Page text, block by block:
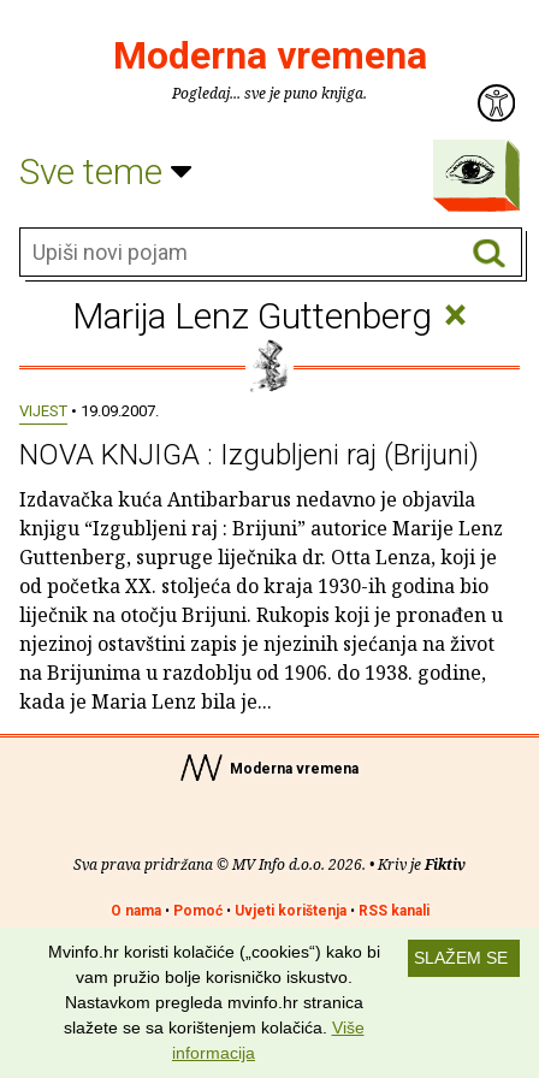
Moderna vremena
Pogledaj... sve je puno knjiga.
Sve teme
Marija Lenz Guttenberg ×
VIJEST • 19.09.2007.
NOVA KNJIGA : Izgubljeni raj (Brijuni)
Izdavačka kuća Antibarbarus nedavno je objavila
knjigu “Izgubljeni raj : Brijuni” autorice Marije Lenz
Guttenberg, supruge liječnika dr. Otta Lenza, koji je
od početka XX. stoljeća do kraja 1930-ih godina bio
liječnik na otočju Brijuni. Rukopis koji je pronađen u
njezinoj ostavštini zapis je njezinih sjećanja na život
na Brijunima u razdoblju od 1906. do 1938. godine,
kada je Maria Lenz bila je...
Moderna vremena
Sva prava pridržana © MV Info d.o.o. 2026. • Kriv jeFiktiv
O nama• Pomoć• Uvjeti korištenja• RSS kanali
Potraži nas na: SLAŽEM SE
Mvinfo.hr koristi kolačiće („cookies“) kako bi
vam pružio bolje korisničko iskustvo.
Nastavkom pregleda mvinfo.hr stranica
slažete se sa korištenjem kolačića. Više
informacija